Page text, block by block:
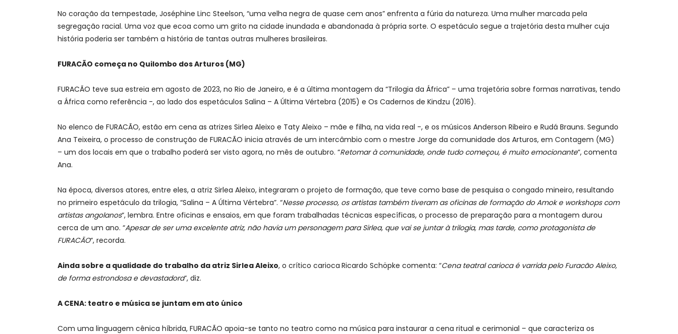
No coração da tempestade, Joséphine Linc Steelson, “uma velha negra de quase cem anos” enfrenta a fúria da natureza. Uma mulher marcada pela
segregação racial. Uma voz que ecoa como um grito na cidade inundada e abandonada à própria sorte. O espetáculo segue a trajetória desta mulher cuja
história poderia ser também a história de tantas outras mulheres brasileiras.
FURACÃO começa no Quilombo dos Arturos (MG)
FURACÃO teve sua estreia em agosto de 2023, no Rio de Janeiro, e é a última montagem da “Trilogia da África” – uma trajetória sobre formas narrativas, tendo
a África como referência -, ao lado dos espetáculos Salina – A Última Vértebra (2015) e Os Cadernos de Kindzu (2016).
No elenco de FURACÃO, estão em cena as atrizes Sirlea Aleixo e Taty Aleixo – mãe e filha, na vida real -, e os músicos Anderson Ribeiro e Rudá Brauns. Segundo
Ana Teixeira, o processo de construção de FURACÃO inicia através de um intercâmbio com o mestre Jorge da comunidade dos Arturos, em Contagem (MG)
– um dos locais em que o trabalho poderá ser visto agora, no mês de outubro. “Retomar à comunidade, onde tudo começou, é muito emocionante“, comenta
Ana.
Na época, diversos atores, entre eles, a atriz Sirlea Aleixo, integraram o projeto de formação, que teve como base de pesquisa o congado mineiro, resultando
no primeiro espetáculo da trilogia, “Salina – A Última Vértebra”. “Nesse processo, os artistas também tiveram as oficinas de formação do Amok e workshops com
artistas angolanos“, lembra. Entre oficinas e ensaios, em que foram trabalhadas técnicas específicas, o processo de preparação para a montagem durou
cerca de um ano. “Apesar de ser uma excelente atriz, não havia um personagem para Sirlea, que vai se juntar à trilogia, mas tarde, como protagonista de
FURACÃO“, recorda.
Ainda sobre a qualidade do trabalho da atriz Sirlea Aleixo, o crítico carioca Ricardo Schöpke comenta: “Cena teatral carioca é varrida pelo Furacão Aleixo,
de forma estrondosa e devastadora“, diz.
A CENA: teatro e música se juntam em ato único
Com uma linguagem cênica híbrida, FURACÃO apoia-se tanto no teatro como na música para instaurar a cena ritual e cerimonial – que caracteriza os